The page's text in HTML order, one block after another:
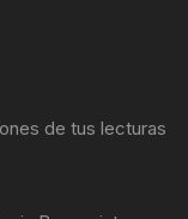
de tus lecturas